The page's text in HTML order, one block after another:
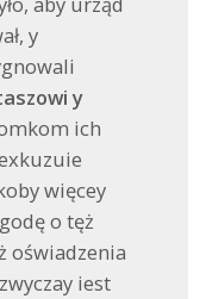
y
y
ich
więcey
o tęż
oświadzenia
iest